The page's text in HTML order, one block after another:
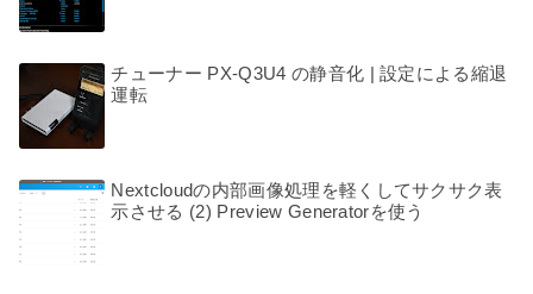
チューナー PX-Q3U4 の静音化 | 設定による縮退
運転
Nextcloudの内部画像処理を軽くしてサクサク表
示させる (2) Preview Generatorを使う